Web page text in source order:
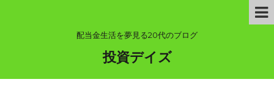
配当金生活を夢見る20代のブログ
投資デイズ